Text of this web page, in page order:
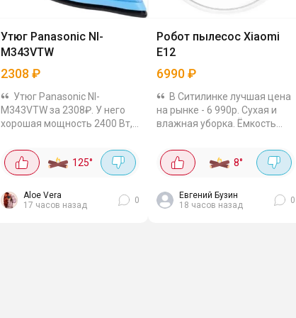
Утюг Panasonic NI-
M343VTW
2308 ₽
Утюг Panasonic NI-
M343VTW за 2308₽. У него
хорошая мощность 2400 Вт,
паровой удар 135 г/мин. Есть
вертикальное отпаривание,
вдруг кому принципиальна
эта...
125°
Aloe Vera
17 часов назад
0
Робот пылесос Xiaomi
E12
6990₽
В Ситилинке лучшая цена
на рынке - 6 990р. Сухая и
влажная уборка. Ёмкость
этого хватает на почти 2
часа работы. Пылесборник
небольшой, 0.4 литра,...
8°
Евгений Бузин
18 часов назад
0